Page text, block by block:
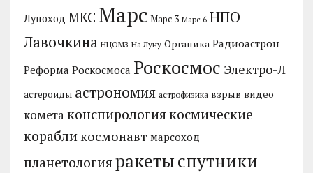
Луноход МКС Марс Марс 3 Марс 6 НПО
Лавочкина НЦОМЗ На Луну Органика Радиоастрон
Реформа Роскосмоса Роскосмос Электро-Л
астероиды астрономия астрофизика взрыв видео
комета конспирологиякосмические
корабликосмонавт марсоход
планетологияракетыспутники